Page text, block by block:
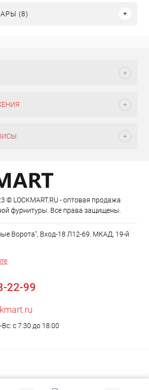
(8)
© LOCKMART.RU - оптовая продажа
фурнитуры. Все права защищены.
Ворота", Вход-18 Л12-69. МКАД, 19-й
22-99
с 7:30 до 18:00